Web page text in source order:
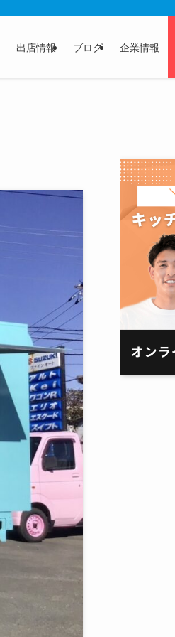
出店情報 ブログ 企業情報